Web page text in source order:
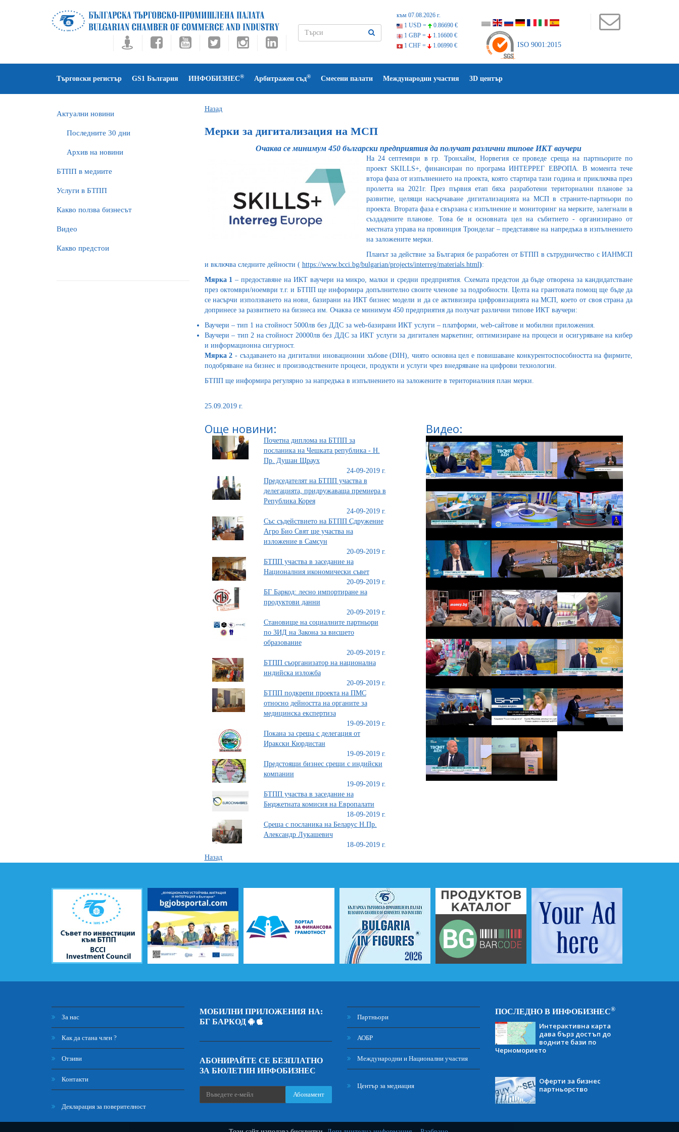
към 07.08.2026 г.
1 USD =
0.86690 €
1 GBP =
1.16600 €
1 CHF =
1.06990 € ISO 9001:2015
Търговски регистър GS1 България ИНФОБИЗНЕС® Арбитражен съд® Смесени палати Международни участия 3D център
Актуални новини
Последните 30 дни
Архив на новини
БTПП в медиите
Услуги в БТПП
Какво ползва бизнесът
Видео
Какво предстои
Назад
Мерки за дигитализация на МСП
Очаква се минимум 450 български предприятия да получат различни типове ИКТ ваучери
На 24 септември в гр. Тронхайм, Норвегия се проведе среща на партньорите по
проект SKILLS+, финансиран по програма ИНТЕРРЕГ ЕВРОПА. В момента тече
втора фаза от изпълнението на проекта, която стартира тази година и приключва през
пролетта на 2021г. През първия етап бяха разработени териториални планове за
развитие, целящи насърчаване дигитализацията на МСП в страните-партньори по
проекта. Втората фаза е свързана с изпълнение и мониторинг на мерките, залегнали в
създадените планове. Това бе и основната цел на събитието - организирано от
местната управа на провинция Тронделаг – представяне на напредъка в изпълнението
на заложените мерки.
Планът за действие за България бе разработен от БТПП в сътрудничество с ИАНМСП
и включва следните дейности ( https://www.bcci.bg/bulgarian/projects/interreg/materials.html):
Мярка 1 – предоставяне на ИКТ ваучери на микро, малки и средни предприятия. Схемата предстои да бъде отворена за кандидатстване
през октомври/ноември т.г. и БТПП ще информира допълнително своите членове за подробности. Целта на грантовата помощ ще бъде да
се насърчи използването на нови, базирани на ИКТ бизнес модели и да се активизира цифровизацията на МСП, което от своя страна да
допринесе за развитието на бизнеса им. Очаква се минимум 450 предприятия да получат различни типове ИКТ ваучери:
Ваучери – тип 1 на стойност 5000лв без ДДС за web-базирани ИКТ услуги – платформи, web-сайтове и мобилни приложения.
Ваучери – тип 2 на стойност 20000лв без ДДС за ИКТ услуги за дигитален маркетинг, оптимизиране на процеси и осигуряване на кибер
и информационна сигурност.
Мярка 2 - създаването на дигитални иновационни хъбове (DIH), чиято основна цел е повишаване конкурентоспособността на фирмите,
подобряване на бизнес и производствените процеси, продукти и услуги чрез внедряване на цифрови технологии.
БТПП ще информира регулярно за напредъка в изпълнението на заложените в териториалния план мерки.
25.09.2019 г.
Още новини:
Почетна диплома на БТПП за
посланика на Чешката република - Н.
Пр. Душан Щраух
24-09-2019 г.
Председателят на БТПП участва в
делегацията, придружаваща премиера в
Република Корея
24-09-2019 г.
Със съдействието на БТПП Сдружение
Агро Био Свят ще участва на
изложение в Самсун
20-09-2019 г.
БТПП участва в заседание на
Националния икономически съвет
20-09-2019 г.
БГ Баркод: лесно импортиране на
продуктови данни
20-09-2019 г.
Становище на социалните партньори
по ЗИД на Закона за висшето
образование
20-09-2019 г.
БТПП съорганизатор на национална
индийска изложба
20-09-2019 г.
БТПП подкрепи проекта на ПМС
относно дейността на органите за
медицинска експертиза
19-09-2019 г.
Покана за среща с делегация от
Иракски Кюрдистан
19-09-2019 г.
Предстоящи бизнес срещи с индийски
компании
19-09-2019 г.
БТПП участва в заседание на
Бюджетната комисия на Европалати
18-09-2019 г.
Среща с посланика на Беларус Н.Пр.
Александр Лукашевич
18-09-2019 г.
Видео:
Назад
За нас
Как да стана член ?
Отзиви
Контакти
Декларация за поверителност
МОБИЛНИ ПРИЛОЖЕНИЯ НА:
БГ БАРКОД
АБОНИРАЙТЕ СЕ БЕЗПЛАТНО
ЗА БЮЛЕТИН ИНФОБИЗНЕС
Абонамент
Партньори
АОБР
Международни и Национални участия
Център за медиация
ПОСЛЕДНО В ИНФОБИЗНЕС®
Интерактивна карта
дава бърз достъп до
водните бази по
Черноморието
Оферти за бизнес
партньорство